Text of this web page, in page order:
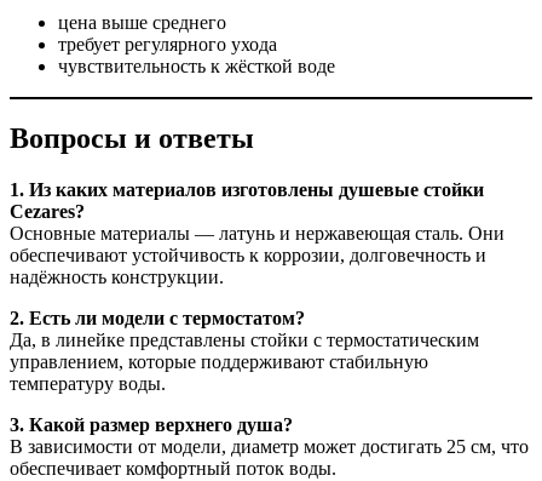
цена выше среднего
требует регулярного ухода
чувствительность к жёсткой воде
Вопросы и ответы
1. Из каких материалов изготовлены душевые стойки
Cezares?
Основные материалы — латунь и нержавеющая сталь. Они
обеспечивают устойчивость к коррозии, долговечность и
надёжность конструкции.
2. Есть ли модели с термостатом?
Да, в линейке представлены стойки с термостатическим
управлением, которые поддерживают стабильную
температуру воды.
3. Какой размер верхнего душа?
В зависимости от модели, диаметр может достигать 25 см, что
обеспечивает комфортный поток воды.